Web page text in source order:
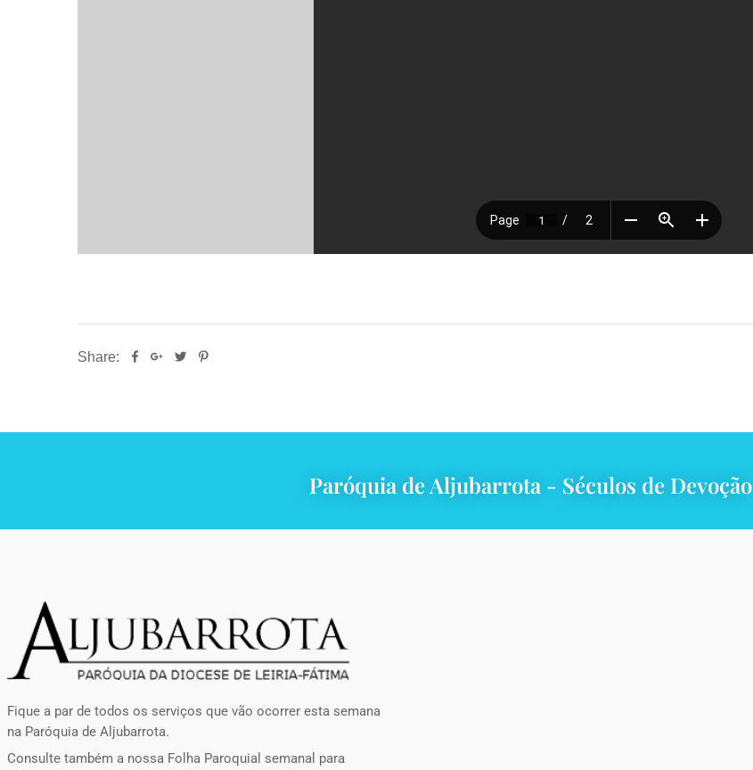
Share:
Paróquia de Aljubarrota - Séculos de Devoção
Fique a par de todos os serviços que vão ocorrer esta semana
na Paróquia de Aljubarrota.
Consulte também a nossa Folha Paroquial semanal para